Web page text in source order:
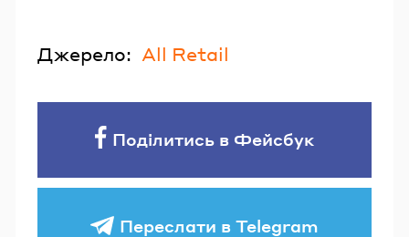
Джерело: All Retail
Поділитись в Фейсбук
Переслати в Telegram